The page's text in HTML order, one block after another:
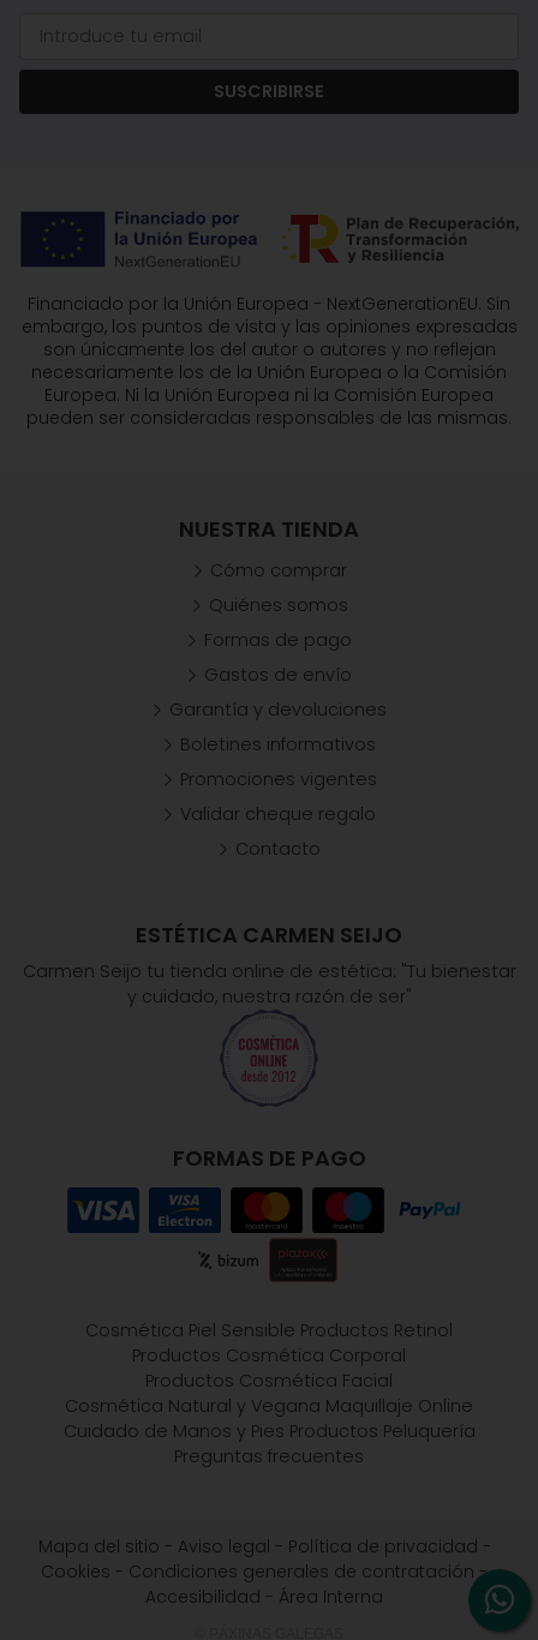
SUSCRIBIRSE
Financiado por la Unión Europea - NextGenerationEU. Sin
embargo, los puntos de vista y las opiniones expresadas
son únicamente los del autor o autores y no reflejan
necesariamente los de la Unión Europea o la Comisión
Europea. Ni la Unión Europea ni la Comisión Europea
pueden ser consideradas responsables de las mismas.
ESTÉTICA CARMEN SEIJO
Carmen Seijo tu tienda online de estética: "Tu bienestar
y cuidado, nuestra razón de ser"
FORMAS DE PAGO
NUESTRA TIENDA
Cómo comprar
Quiénes somos
Formas de pago
Gastos de envío
Garantía y devoluciones
Boletines informativos
Promociones vigentes
Validar cheque regalo
Contacto
Cosmética Piel Sensible Productos Retinol
Productos Cosmética Corporal
Productos Cosmética Facial
Cosmética Natural y Vegana Maquillaje Online
Cuidado de Manos y Pies Productos Peluquería
Preguntas frecuentes
Mapa del sitio - Aviso legal - Política de privacidad -
Cookies - Condiciones generales de contratación -
Accesibilidad - Área Interna